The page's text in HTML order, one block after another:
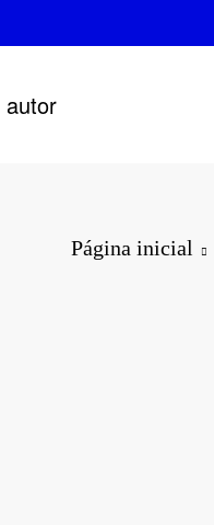
autor
Página inicial